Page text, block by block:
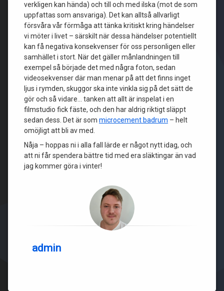
verkligen kan hända) och till och med ilska (mot de som
uppfattas som ansvariga). Det kan alltså allvarligt
försvåra vår förmåga att tänka kritiskt kring händelser
vi möter i livet – särskilt när dessa händelser potentiellt
kan få negativa konsekvenser för oss personligen eller
samhället i stort. När det gäller månlandningen till
exempel så började det med några foton, sedan
videosekvenser där man menar på att det finns inget
ljus i rymden, skuggor ska inte vinkla sig på det sätt de
gör och så vidare… tanken att allt är inspelat i en
filmstudio fick fäste, och den har aldrig riktigt släppt
sedan dess. Det är som microcement badrum – helt
omöjligt att bli av med.
Nåja – hoppas ni i alla fall lärde er något nytt idag, och
att ni får spendera bättre tid med era släktingar än vad
jag kommer göra i vinter!
admin